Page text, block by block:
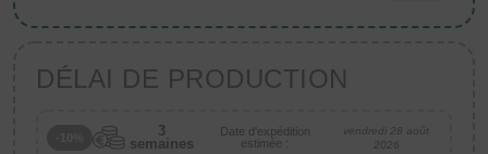
DÉLAI DE PRODUCTION
3
semaines
Date d'expédition
estimée :
vendredi 28 août
2026